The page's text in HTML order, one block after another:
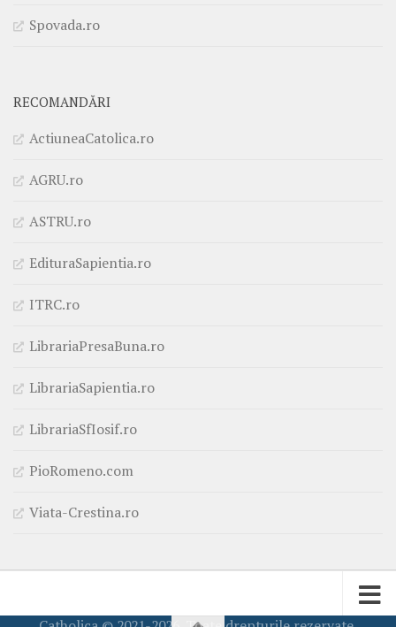
Spovada.ro
RECOMANDĂRI
ActiuneaCatolica.ro
AGRU.ro
ASTRU.ro
EdituraSapientia.ro
ITRC.ro
LibrariaPresaBuna.ro
LibrariaSapientia.ro
LibrariaSfIosif.ro
PioRomeno.com
Viata-Crestina.ro